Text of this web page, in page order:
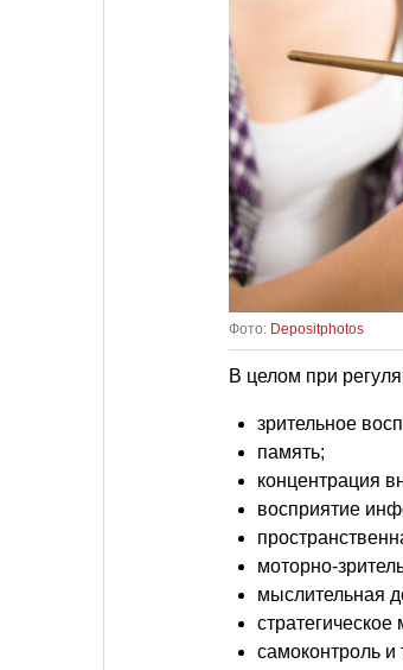
Фото: Depositphotos
В целом при
зрительное
память;
концентрация
восприятие
моторно-
мыслительная
самоконтроль и